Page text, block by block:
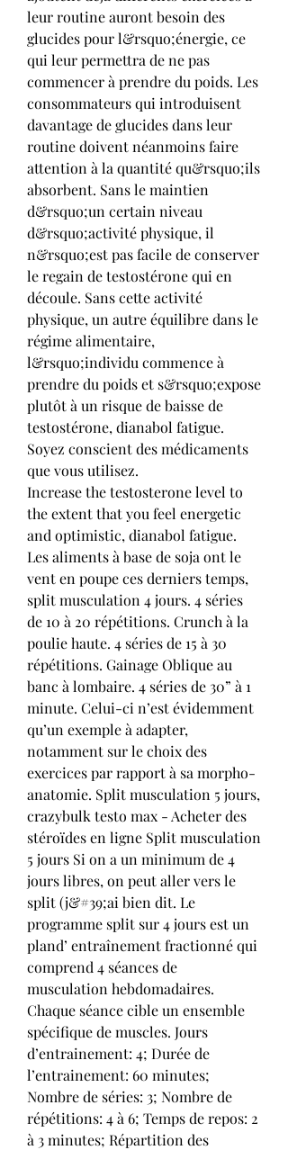
leur routine auront besoin des
glucides pour l&rsquo;énergie, ce
qui leur permettra de ne pas
commencer à prendre du poids. Les
consommateurs qui introduisent
davantage de glucides dans leur
routine doivent néanmoins faire
attention à la quantité qu&rsquo;ils
absorbent. Sans le maintien
d&rsquo;un certain niveau
d&rsquo;activité physique, il
n&rsquo;est pas facile de conserver
le regain de testostérone qui en
découle. Sans cette activité
physique, un autre équilibre dans le
régime alimentaire,
l&rsquo;individu commence à
prendre du poids et s&rsquo;expose
plutôt à un risque de baisse de
testostérone, dianabol fatigue.
Soyez conscient des médicaments
que vous utilisez.
Increase the testosterone level to
the extent that you feel energetic
and optimistic, dianabol fatigue.
Les aliments à base de soja ont le
vent en poupe ces derniers temps,
split musculation 4 jours. 4 séries
de 10 à 20 répétitions. Crunch à la
poulie haute. 4 séries de 15 à 30
répétitions. Gainage Oblique au
banc à lombaire. 4 séries de 30” à 1
minute. Celui-ci n’est évidemment
qu’un exemple à adapter,
notamment sur le choix des
exercices par rapport à sa morpho-
anatomie. Split musculation 5 jours,
crazybulk testo max - Acheter des
stéroïdes en ligne Split musculation
5 jours Si on a un minimum de 4
jours libres, on peut aller vers le
split (j&#39;ai bien dit. Le
programme split sur 4 jours est un
pland’ entraînement fractionné qui
comprend 4 séances de
musculation hebdomadaires.
Chaque séance cible un ensemble
spécifique de muscles. Jours
d’entrainement: 4; Durée de
l’entrainement: 60 minutes;
Nombre de séries: 3; Nombre de
répétitions: 4 à 6; Temps de repos: 2
à 3 minutes; Répartition des